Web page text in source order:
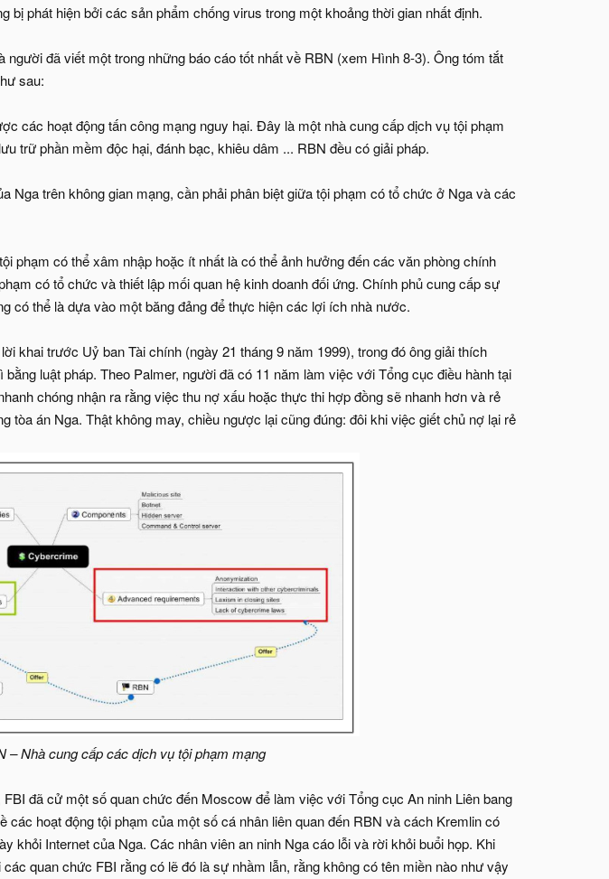
phát hiện bởi các sản phẩm chống virus trong một khoảng thời gian nhất định.
đã viết một trong những báo cáo tốt nhất về RBN (xem Hình 8-3). Ông tóm tắt
sau:
các hoạt động tấn công mạng nguy hại. Đây là một nhà cung cấp dịch vụ tội phạm
trữ phần mềm độc hại, đánh bạc, khiêu dâm ... RBN đều có giải pháp.
trên không gian mạng, cần phải phân biệt giữa tội phạm có tổ chức ở Nga và các
phạm có thể xâm nhập hoặc ít nhất là có thể ảnh hưởng đến các văn phòng chính
có tổ chức và thiết lập mối quan hệ kinh doanh đối ứng. Chính phủ cung cấp sự
có thể là dựa vào một băng đảng để thực hiện các lợi ích nhà nước.
khai trước Uỷ ban Tài chính (ngày 21 tháng 9 năm 1999), trong đó ông giải thích
luật pháp. Theo Palmer, người đã có 11 năm làm việc với Tổng cục điều hành tại
chóng nhận ra rằng việc thu nợ xấu hoặc thực thi hợp đồng sẽ nhanh hơn và rẻ
tòa án Nga. Thật không may, chiều ngược lại cũng đúng: đôi khi việc giết chủ nợ lại rẻ
– Nhà cung cấp các dịch vụ tội phạm mạng
đã cử một số quan chức đến Moscow để làm việc với Tổng cục An ninh Liên bang
hoạt động tội phạm của một số cá nhân liên quan đến RBN và cách Kremlin có
khỏi Internet của Nga. Các nhân viên an ninh Nga cáo lỗi và rời khỏi buổi họp. Khi
quan chức FBI rằng có lẽ đó là sự nhầm lẫn, rằng không có tên miền nào như vậy